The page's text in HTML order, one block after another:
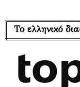
Το ελληνικό